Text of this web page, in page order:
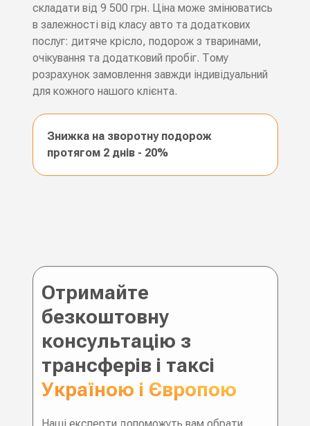
складати від 9 500 грн. Ціна може змінюватись
в залежності від класу авто та додаткових
послуг: дитяче крісло, подорож з тваринами,
очікування та додатковий пробіг. Тому
розрахунок замовлення завжди індивідуальний
для кожного нашого клієнта.
Знижка на зворотну подорож
протягом 2 днів - 20%
Отримайте
безкоштовну
консультацію з
трансферів і таксі
Україною і Європою